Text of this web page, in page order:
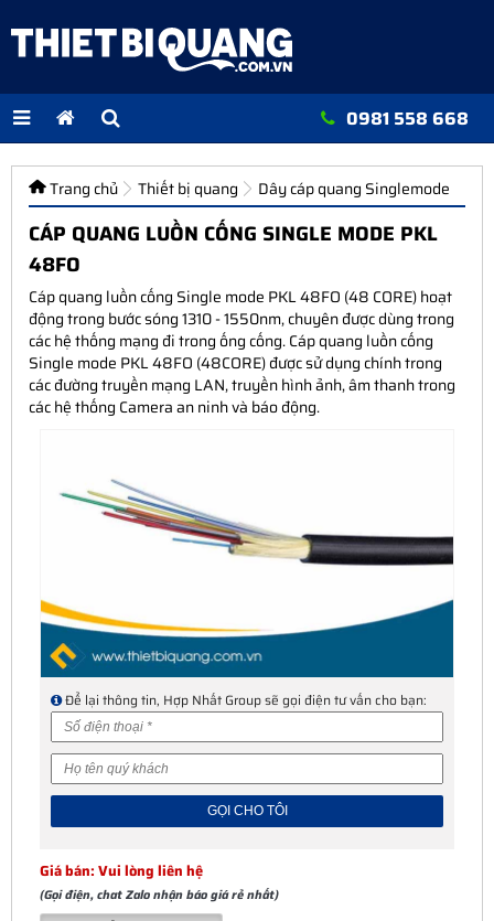
0981 558 668
Trang chủ Thiết bị quang Dây cáp quang Singlemode
CÁP QUANG LUỒN CỐNG SINGLE MODE PKL
48FO
Cáp quang luồn cống Single mode PKL 48FO (48 CORE) hoạt
động trong bước sóng 1310 - 1550nm, chuyên được dùng trong
các hệ thống mạng đi trong ống cống. Cáp quang luồn cống
Single mode PKL 48FO (48CORE) được sử dụng chính trong
các đường truyền mạng LAN, truyền hình ảnh, âm thanh trong
các hệ thống Camera an ninh và báo động.
Để lại thông tin, Hợp Nhất Group sẽ gọi điện tư vấn cho bạn:
Giá bán: Vui lòng liên hệ
(Gọi điện, chat Zalo nhận báo giá rẻ nhất)